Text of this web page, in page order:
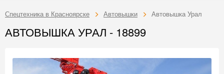
Спецтехника в Красноярске Автовышки Автовышка Урал
АВТОВЫШКА УРАЛ - 18899